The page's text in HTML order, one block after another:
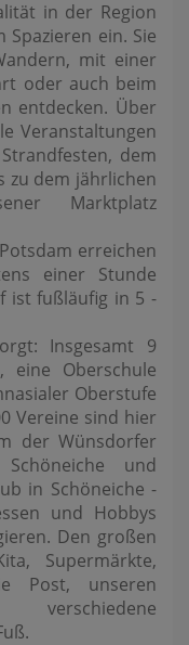
in der Region
ein. Sie
mit einer
oder auch beim
entdecken. Über
Veranstaltungen
dem
zu dem jährlichen
Marktplatz
erreichen
einer Stunde
ist fußläufig in 5 -
Insgesamt 9
eine Oberschule
Oberstufe
Vereine sind hier
der Wünsdorfer
und
in Schöneiche -
und Hobbys
Den großen
Supermärkte,
Post, unseren